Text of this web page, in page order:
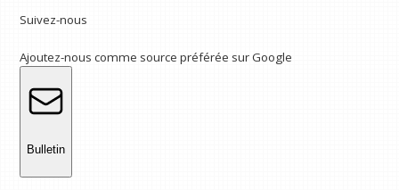
Suivez-nous
Ajoutez-nous comme source préférée sur Google
Bulletin